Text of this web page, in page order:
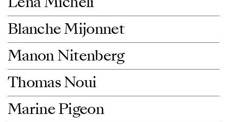
Blanche Mijonnet
Manon Nitenberg
Thomas Noui
Marine Pigeon